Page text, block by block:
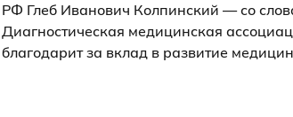
РФ Глеб Иванович Колпинский — со
Диагностическая медицинская
благодарит за вклад в развитие